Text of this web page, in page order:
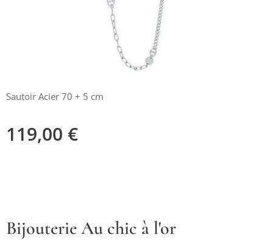
Sautoir Acier 70 + 5 cm
119,00 €
Bijouterie Au chic à l'or